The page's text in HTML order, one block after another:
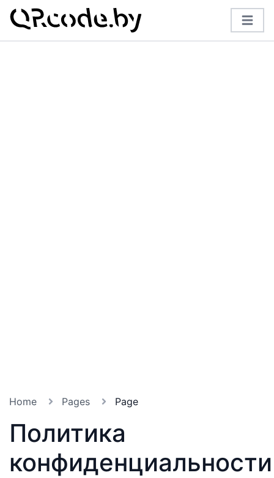
Home Pages Page
Политика
конфиденциальности